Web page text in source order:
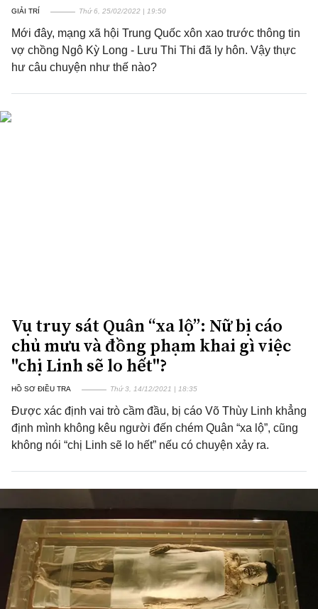
GIẢI TRÍ Thứ 6, 25/02/2022 | 19:50
Mới đây, mạng xã hội Trung Quốc xôn xao trước thông tin
vợ chồng Ngô Kỳ Long - Lưu Thi Thi đã ly hôn. Vậy thực
hư câu chuyện như thế nào?
Vụ truy sát Quân “xa lộ”: Nữ bị cáo
chủ mưu và đồng phạm khai gì việc
"chị Linh sẽ lo hết"?
HỒ SƠ ĐIỀU TRA Thứ 3, 14/12/2021 | 18:35
Được xác định vai trò cầm đầu, bị cáo Võ Thùy Linh khẳng
định mình không kêu người đến chém Quân “xa lộ”, cũng
không nói “chị Linh sẽ lo hết” nếu có chuyện xảy ra.